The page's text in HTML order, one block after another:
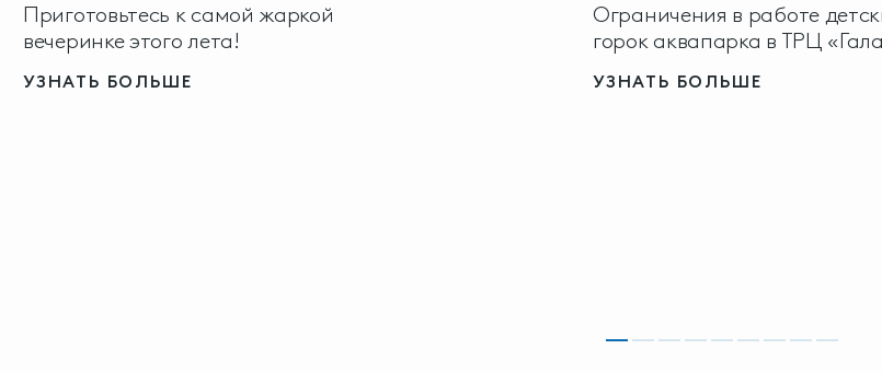
Приготовьтесь к самой жаркой
вечеринке этого лета!
УЗНАТЬ БОЛЬШЕ
Ограничения в работе
горок аквапарка в ТРЦ
УЗНАТЬ БОЛЬШЕ